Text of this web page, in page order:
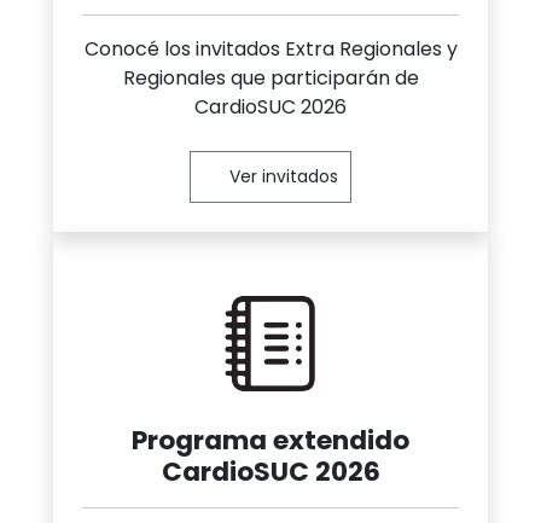
Conocé los invitados Extra Regionales y
Regionales que participarán de
CardioSUC 2026
Ver invitados
Programa extendido
CardioSUC 2026